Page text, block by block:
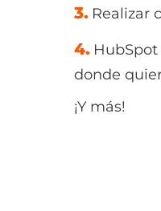
3. Realizar
4.
donde
¡Y más!